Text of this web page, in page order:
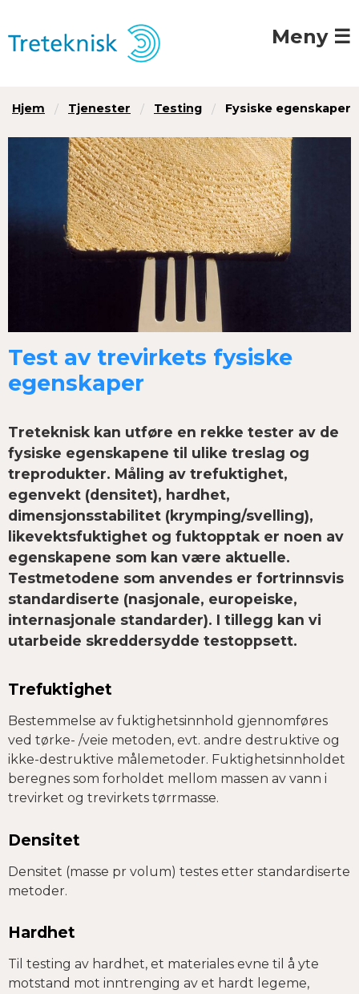
Meny ☰
Hjem Tjenester Testing Fysiske egenskaper
Test av trevirkets fysiske
egenskaper
Treteknisk kan utføre en rekke tester av de
fysiske egenskapene til ulike treslag og
treprodukter. Måling av trefuktighet,
egenvekt (densitet), hardhet,
dimensjonsstabilitet (krymping/svelling),
likevektsfuktighet og fuktopptak er noen av
egenskapene som kan være aktuelle.
Testmetodene som anvendes er fortrinnsvis
standardiserte (nasjonale, europeiske,
internasjonale standarder). I tillegg kan vi
utarbeide skreddersydde testoppsett.
Trefuktighet
Bestemmelse av fuktighetsinnhold gjennomføres
ved tørke- /veie metoden, evt. andre destruktive og
ikke-destruktive målemetoder. Fuktighetsinnholdet
beregnes som forholdet mellom massen av vann i
trevirket og trevirkets tørrmasse.
Densitet
Densitet (masse pr volum) testes etter standardiserte
metoder.
Hardhet
Til testing av hardhet, et materiales evne til å yte
motstand mot inntrenging av et hardt legeme,